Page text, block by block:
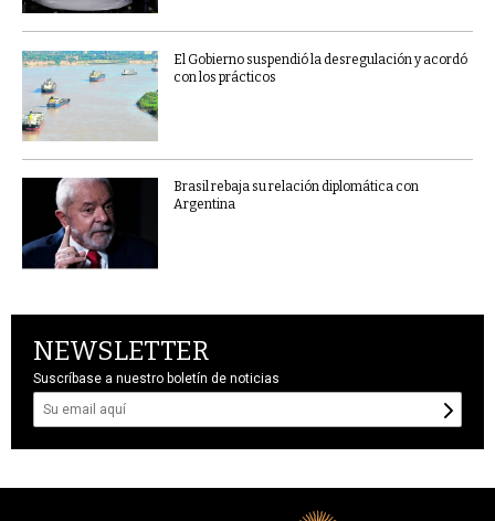
El Gobierno suspendió la desregulación y acordó
con los prácticos
Brasil rebaja su relación diplomática con
Argentina
NEWSLETTER
Suscríbase a nuestro boletín de noticias